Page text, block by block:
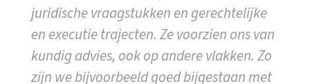
juridische vraagstukken en gerechtelijke
en executie trajecten. Ze voorzien ons van
kundig advies, ook op andere vlakken. Zo
zijn we bijvoorbeeld goed bijgestaan met